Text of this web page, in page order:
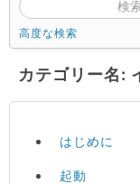
高度な検索
カテゴリー名:
はじめに
起動